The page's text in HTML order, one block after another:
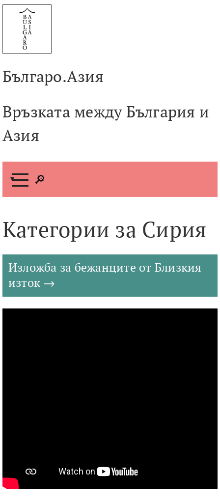
Към
съдържанието
Българо.Азия
Връзката между България и
Азия
М
н
Категории за Сирия
Изложба за бежанците от Близкия
изток